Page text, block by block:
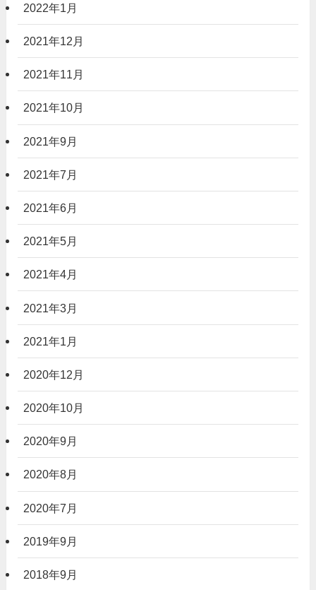
2022年1月
2021年12月
2021年11月
2021年10月
2021年9月
2021年7月
2021年6月
2021年5月
2021年4月
2021年3月
2021年1月
2020年12月
2020年10月
2020年9月
2020年8月
2020年7月
2019年9月
2018年9月